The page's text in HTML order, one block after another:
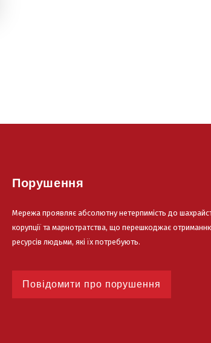
Порушення
Мережа проявляє абсолютну нетерпимість до
корупції та марнотратства, що перешкоджає
ресурсів людьми, які їх потребують.
Повідомити про порушення